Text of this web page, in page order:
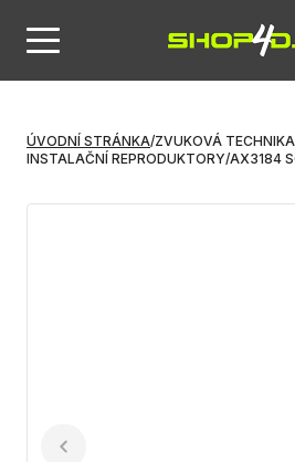
ÚVODNÍ STRÁNKA/ZVUKOVÁ TECHNIKA
INSTALAČNÍ REPRODUKTORY/AX3184